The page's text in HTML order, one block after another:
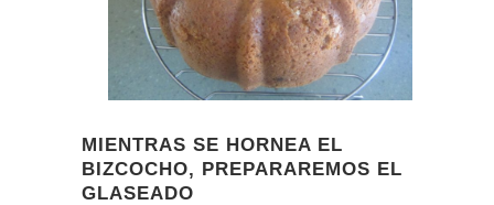
MIENTRAS SE HORNEA EL
BIZCOCHO, PREPARAREMOS EL
GLASEADO